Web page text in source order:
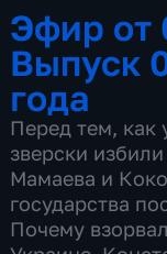
Эфир от
Выпуск
года
Перед тем, как
зверски
Мамаева и
государства
Почему